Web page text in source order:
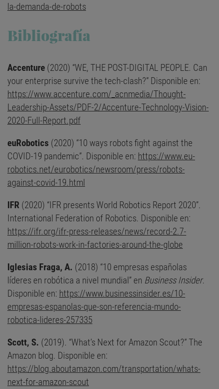
la-demanda-de-robots
Bibliografía
Accenture (2020) “WE, THE POST-DIGITAL PEOPLE. Can
your enterprise survive the tech-clash?” Disponible en:
https://www.accenture.com/_acnmedia/Thought-
Leadership-Assets/PDF-2/Accenture-Technology-Vision-
2020-Full-Report.pdf
euRobotics (2020) “10 ways robots fight against the
COVID-19 pandemic”. Disponible en: https://www.eu-
robotics.net/eurobotics/newsroom/press/robots-
against-covid-19.html
IFR (2020) “IFR presents World Robotics Report 2020”.
International Federation of Robotics. Disponible en:
https://ifr.org/ifr-press-releases/news/record-2.7-
million-robots-work-in-factories-around-the-globe
Iglesias Fraga, A. (2018) “10 empresas españolas
líderes en robótica a nivel mundial” en Business Insider.
Disponible en: https://www.businessinsider.es/10-
empresas-espanolas-que-son-referencia-mundo-
robotica-lideres-257335
Scott, S. (2019). “What’s Next for Amazon Scout?” The
Amazon blog. Disponible en:
https://blog.aboutamazon.com/transportation/whats-
next-for-amazon-scout